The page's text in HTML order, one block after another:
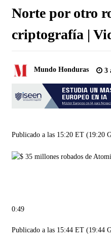
Norte por otro
criptografía |
Mundo Honduras 3
Publicado a las 15:20 ET (19:20
0:49
Publicado a las 15:44 ET (19:44